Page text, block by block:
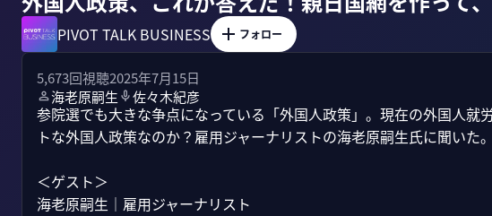
PIVOT TALK BUSINESS フォロー
5,673回視聴2025年7月15日
海老原嗣生
佐々木紀彦
参院選でも大きな争点になっている「外国人政策」。現在の外国人就
トな外国人政策なのか？雇用ジャーナリストの海老原嗣生氏に聞いた。
＜ゲスト＞
海老原嗣生｜雇用ジャーナリスト